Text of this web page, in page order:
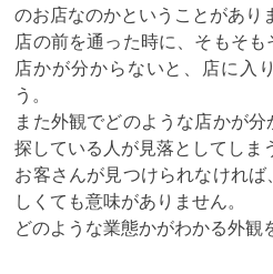
のお店なのかということがあり
店の前を通った時に、そもそ
店かが分からないと、店に入
う。
また外観でどのような店かが
探している人が見落としてしま
お客さんが見つけられなけれ
しくても意味がありません。
どのような業態かがわかる外観